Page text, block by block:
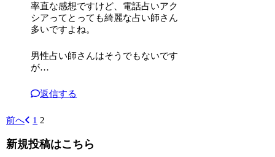
率直な感想ですけど、電話占いアク
シアってとっても綺麗な占い師さん
多いですよね。
男性占い師さんはそうでもないです
が…
返信する
前へ 1 2
新規投稿はこちら